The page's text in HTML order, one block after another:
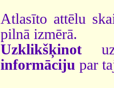
Atlasīto attēlu
pilnā izmērā.
Uzklikšķinot
informāciju par